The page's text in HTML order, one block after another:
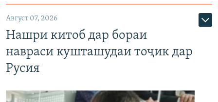
Август 07, 2026
Нашри китоб дар бораи
навраси кушташудаи тоҷик дар
Русия